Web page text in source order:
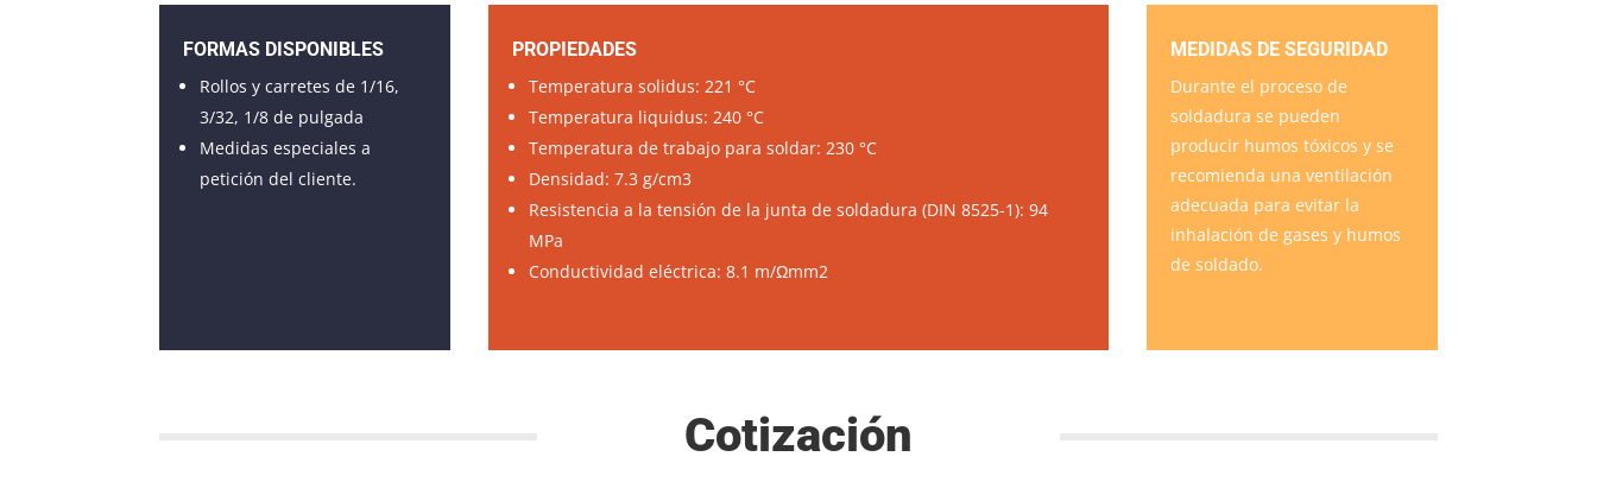
FORMAS DISPONIBLES
Rollos y carretes de 1/16,
3/32, 1/8 de pulgada
Medidas especiales a
petición del cliente.
PROPIEDADES
Temperatura solidus: 221 °C
Temperatura liquidus: 240 °C
Temperatura de trabajo para soldar: 230 °C
Densidad: 7.3 g/cm3
Resistencia a la tensión de la junta de soldadura (DIN 8525-1): 94
MPa
Conductividad eléctrica: 8.1 m/Ωmm2
MEDIDAS DE SEGURIDAD
Durante el proceso de
soldadura se pueden
producir humos tóxicos y se
recomienda una ventilación
adecuada para evitar la
inhalación de gases y humos
de soldado.
Cotización